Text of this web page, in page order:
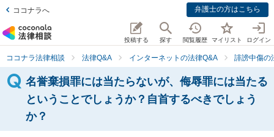
ココナラへ 弁護士の方はこちら
投稿する 探す 閲覧履歴 マイリスト ログイン
ココナラ法律相談 法律Q&A インターネットの法律Q&A 誹謗中傷の
名誉棄損罪には当たらないが、侮辱罪には当たる
ということでしょうか？自首するべきでしょう
か？